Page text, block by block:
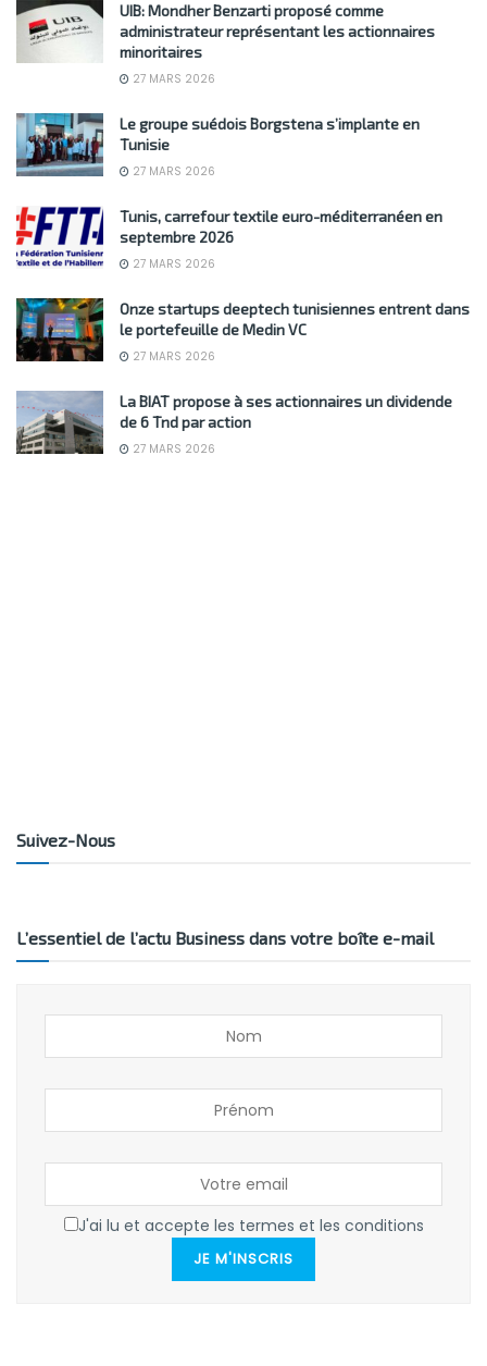
UIB: Mondher Benzarti proposé comme
administrateur représentant les actionnaires
minoritaires
27 MARS 2026
Le groupe suédois Borgstena s’implante en
Tunisie
27 MARS 2026
Tunis, carrefour textile euro-méditerranéen en
septembre 2026
27 MARS 2026
Onze startups deeptech tunisiennes entrent dans
le portefeuille de Medin VC
27 MARS 2026
La BIAT propose à ses actionnaires un dividende
de 6 Tnd par action
27 MARS 2026
Suivez-Nous
L’essentiel de l’actu Business dans votre boîte e-mail
J'ai lu et accepte les termes et les conditions
JE M'INSCRIS